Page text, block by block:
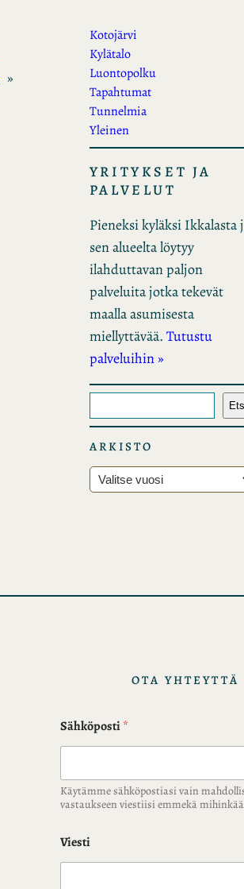
»
Kotojärvi
Kylätalo
Luontopolku
Tapahtumat
Tunnelmia
Yleinen
YRITYKSET JA
PALVELUT
Pieneksi kyläksi Ikkalasta
sen alueelta löytyy
ilahduttavan paljon
palveluita jotka tekevät
maalla asumisesta
miellyttävää. Tutustu
palveluihin »
t
s
i
ARKISTO
r
OTA YHTEYTTÄ
Sähköposti*
Käytämme sähköpostiasi vain
vastaukseen viestiisi emmekä
Viesti